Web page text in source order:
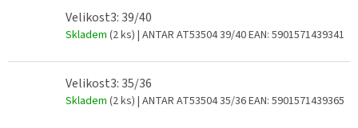
Velikost3: 39/40
Skladem (2 ks) | ANTAR AT53504 39/40EAN: 5901571439341
Velikost3: 35/36
Skladem (2 ks) | ANTAR AT53504 35/36EAN: 5901571439365